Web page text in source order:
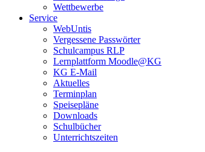
Wettbewerbe
Service
WebUntis
Vergessene Passwörter
Schulcampus RLP
Lernplattform Moodle@KG
KG E-Mail
Aktuelles
Terminplan
Speisepläne
Downloads
Schulbücher
Unterrichtszeiten